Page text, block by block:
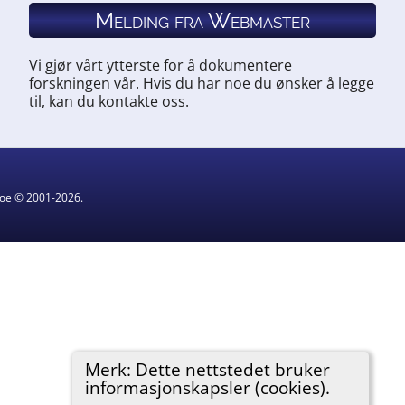
Merk: Dette nettstedet bruker
informasjonskapsler (cookies).
Melding fra Webmaster
Vi gjør vårt ytterste for å dokumentere
forskningen vår. Hvis du har noe du ønsker å legge
til, kan du kontakte oss.
© 2001-2026.